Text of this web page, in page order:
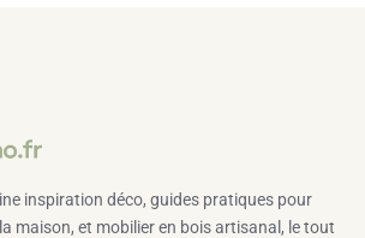
inspiration déco, guides pratiques pour
maison, et mobilier en bois artisanal, le tout